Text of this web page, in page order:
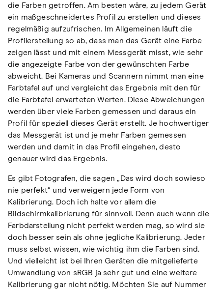
die Farben getroffen. Am besten wäre, zu jedem Gerät
ein maßgeschneidertes Profil zu erstellen und dieses
regelmäßig aufzufrischen. Im Allgemeinen läuft die
Profilerstellung so ab, dass man das Gerät eine Farbe
zeigen lässt und mit einem Messgerät misst, wie sehr
die angezeigte Farbe von der gewünschten Farbe
abweicht. Bei Kameras und Scannern nimmt man eine
Farbtafel auf und vergleicht das Ergebnis mit den für
die Farbtafel erwarteten Werten. Diese Abweichungen
werden über viele Farben gemessen und daraus ein
Profil für speziell dieses Gerät erstellt. Je hochwertiger
das Messgerät ist und je mehr Farben gemessen
werden und damit in das Profil eingehen, desto
genauer wird das Ergebnis.
Es gibt Fotografen, die sagen „Das wird doch sowieso
nie perfekt“ und verweigern jede Form von
Kalibrierung. Doch ich halte vor allem die
Bildschirmkalibrierung für sinnvoll. Denn auch wenn die
Farbdarstellung nicht perfekt werden mag, so wird sie
doch besser sein als ohne jegliche Kalibrierung. Jeder
muss selbst wissen, wie wichtig ihm die Farben sind.
Und vielleicht ist bei Ihren Geräten die mitgelieferte
Umwandlung von sRGB ja sehr gut und eine weitere
Kalibrierung gar nicht nötig. Möchten Sie auf Nummer